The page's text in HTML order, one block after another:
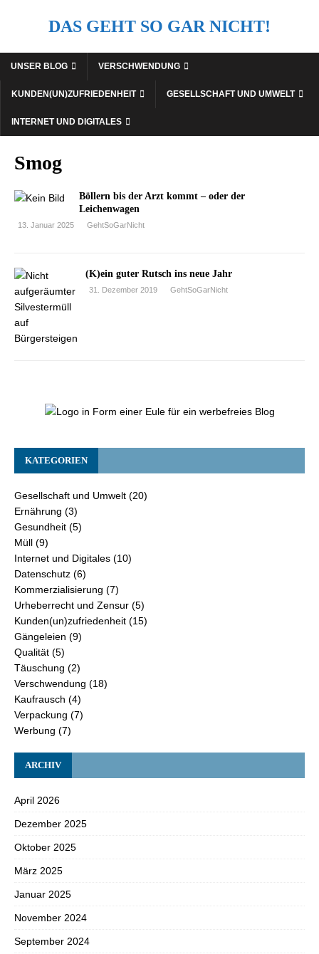
DAS GEHT SO GAR NICHT!
UNSER BLOG VERSCHWENDUNG
KUNDEN(UN)ZUFRIEDENHEIT GESELLSCHAFT UND UMWELT
INTERNET UND DIGITALES
Smog
Böllern bis der Arzt kommt – oder der
Leichenwagen
13. Januar 2025 GehtSoGarNicht
(K)ein guter Rutsch ins neue Jahr
31. Dezember 2019 GehtSoGarNicht
KATEGORIEN
Gesellschaft und Umwelt (20)
Ernährung (3)
Gesundheit (5)
Müll (9)
Internet und Digitales (10)
Datenschutz (6)
Kommerzialisierung (7)
Urheberrecht und Zensur (5)
Kunden(un)zufriedenheit (15)
Gängeleien (9)
Qualität (5)
Täuschung (2)
Verschwendung (18)
Kaufrausch (4)
Verpackung (7)
Werbung (7)
ARCHIV
April 2026
Dezember 2025
Oktober 2025
März 2025
Januar 2025
November 2024
September 2024